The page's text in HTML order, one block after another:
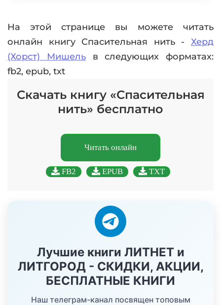
На этой странице вы можете читать
онлайн книгу Спасительная нить - Херд
(Хорст) Мишельв следующих форматах:
fb2, epub, txt
Скачать книгу «Спасительная
нить» бесплатно
Читать онлайн
FB2 EPUB TXT
Лучшие книги ЛИТНЕТ и
ЛИТГОРОД - СКИДКИ, АКЦИИ,
БЕСПЛАТНЫЕ КНИГИ
Наш телеграм-канал посвящен топовым